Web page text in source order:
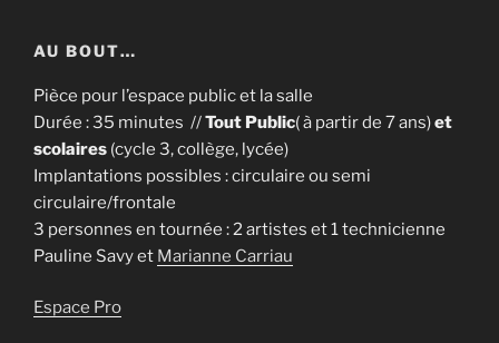
AU BOUT…
Pièce pour l’espace public et la salle
Durée : 35 minutes //Tout Public( à partir de 7 ans)et
scolaires (cycle 3, collège, lycée)
Implantations possibles : circulaire ou semi
circulaire/frontale
3 personnes en tournée : 2 artistes et 1 technicienne
Pauline Savy et Marianne Carriau
Espace Pro